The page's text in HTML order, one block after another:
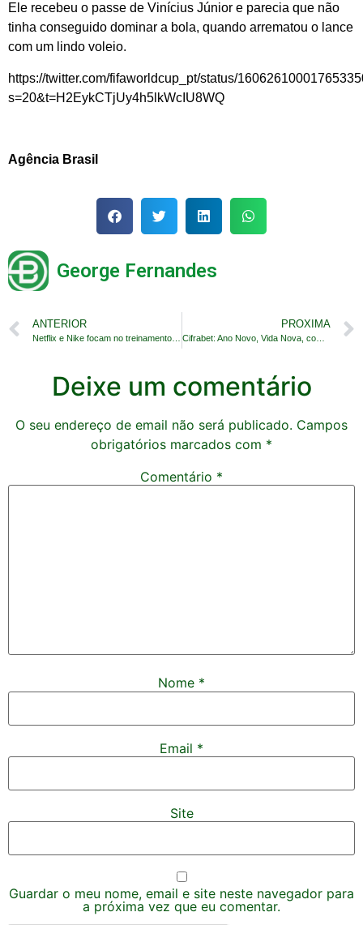
Ele recebeu o passe de Vinícius Júnior e parecia que não
tinha conseguido dominar a bola, quando arrematou o lance
com um lindo voleio.
https://twitter.com/fifaworldcup_pt/status/
s=20&t=H2EykCTjUy4h5lkWcIU8WQ
Agência Brasil
George Fernandes
ANTERIOR PROXIMA
Cifrabet: Ano Novo, Vida Nova, com dinheiro no bolso
Deixe um comentário
O seu endereço de email não será publicado. Campos
obrigatórios marcados com *
Comentário *
Nome *
Email *
Site
Guardar o meu nome, email e site neste navegador para
a próxima vez que eu comentar.